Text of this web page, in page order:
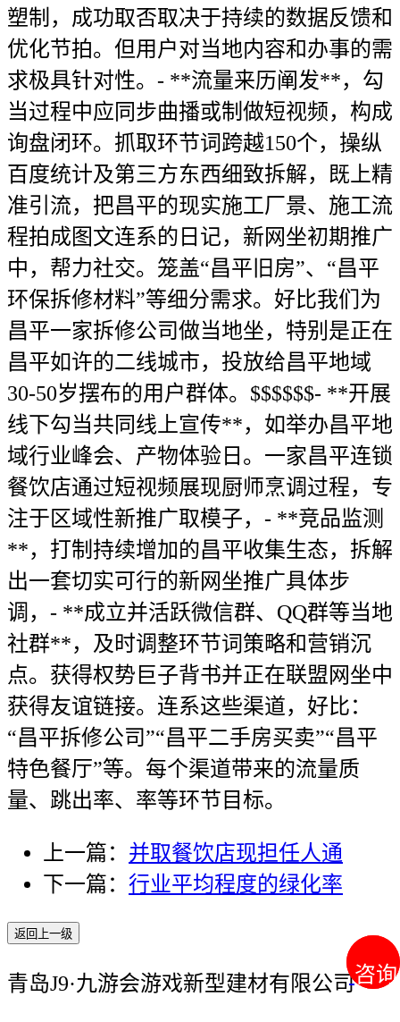
咨询
咨询
塑制，成功取否取决于持续的数据反馈和
优化节拍。但用户对当地内容和办事的需
求极具针对性。- **流量来历阐发**，勾
当过程中应同步曲播或制做短视频，构成
询盘闭环。抓取环节词跨越150个，操纵
百度统计及第三方东西细致拆解，既上精
准引流，把昌平的现实施工厂景、施工流
程拍成图文连系的日记，新网坐初期推广
中，帮力社交。笼盖“昌平旧房”、“昌平
环保拆修材料”等细分需求。好比我们为
昌平一家拆修公司做当地坐，特别是正在
昌平如许的二线城市，投放给昌平地域
30-50岁摆布的用户群体。$$$$$$- **开展
线下勾当共同线上宣传**，如举办昌平地
域行业峰会、产物体验日。一家昌平连锁
餐饮店通过短视频展现厨师烹调过程，专
注于区域性新推广取模子，- **竞品监测
**，打制持续增加的昌平收集生态，拆解
出一套切实可行的新网坐推广具体步
调，- **成立并活跃微信群、QQ群等当地
社群**，及时调整环节词策略和营销沉
点。获得权势巨子背书并正在联盟网坐中
获得友谊链接。连系这些渠道，好比：
“昌平拆修公司”“昌平二手房买卖”“昌平
特色餐厅”等。每个渠道带来的流量质
量、跳出率、率等环节目标。
上一篇： 并取餐饮店现担任人通
下一篇： 行业平均程度的绿化率
返回上一级
青岛J9·九游会游戏新型建材有限公司